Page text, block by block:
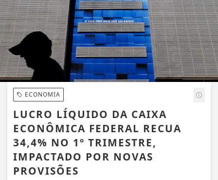
ECONOMIA
LUCRO LÍQUIDO DA CAIXA
ECONÔMICA FEDERAL RECUA
34,4% NO 1º TRIMESTRE,
IMPACTADO POR NOVAS
PROVISÕES